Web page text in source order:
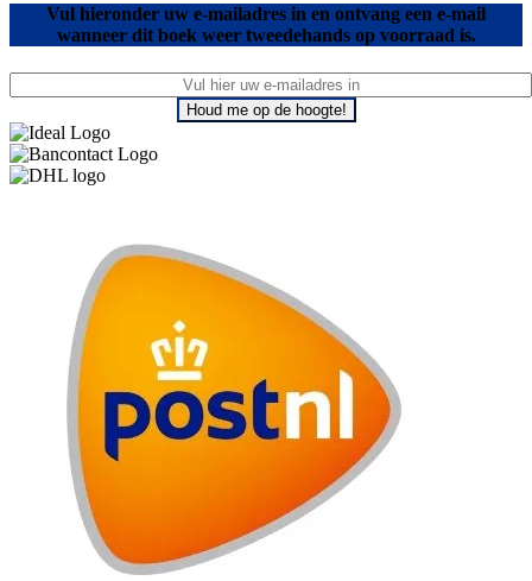
Vul hieronder uw e-mailadres in en ontvang een e-mail
wanneer dit boek weer tweedehands op voorraad is.
Houd me op de hoogte!